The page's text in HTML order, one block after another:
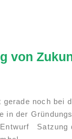
von
gerade noch bei
in der
Satzung